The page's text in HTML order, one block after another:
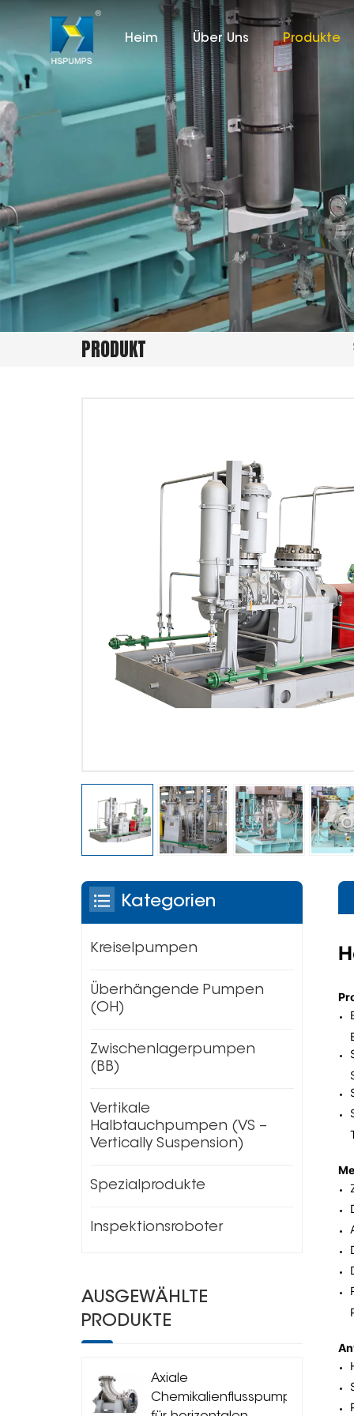
Heim Über Uns Produkte
PRODUKT
Kategorien
Kreiselpumpen
Überhängende Pumpen
(OH)
Zwischenlagerpumpen
(BB)
Vertikale
Halbtauchpumpen (VS –
Vertically Suspension)
Spezialprodukte
Inspektionsroboter
AUSGEWÄHLTE
PRODUKTE
Axiale
Chemikalienflusspumpe